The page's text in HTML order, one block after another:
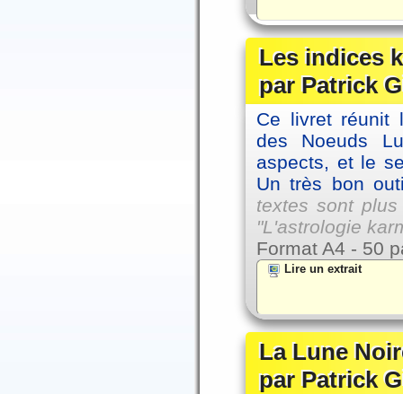
Les indices
par Patrick
Ce livret réunit
des Noeuds
aspects, et le
Un très bon
textes sont
"L'astrologie
Format A4 - 50
Lire un extrait
La Lune
par Patrick